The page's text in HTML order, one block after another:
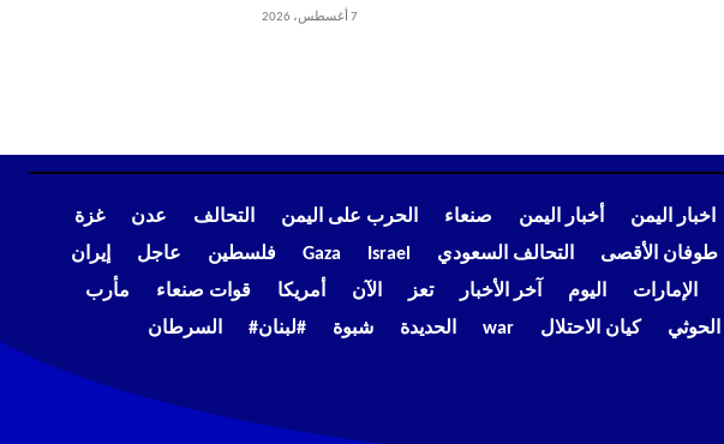
7 أغسطس، 2026
اخبار اليمن أخبار اليمن صنعاء الحرب على اليمن التحالف عدن
غزة
طوفان الأقصى التحالف السعودي Israel
Gaza فلسطين عاجل
إيران
الإمارات اليوم آخر الأخبار تعز الآن أمريكا قوات صنعاء
مأرب
الحوثي كيان الاحتلال war الحديدة شبوة #لبنان# السرطان